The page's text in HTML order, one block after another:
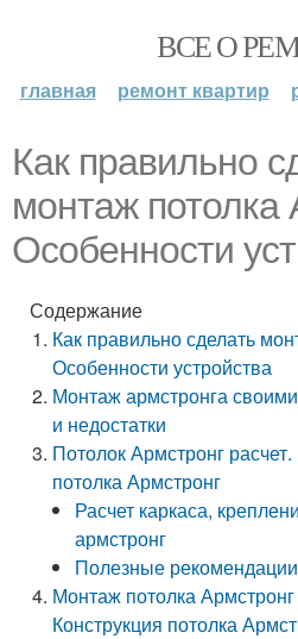
ВСЕ О
главная ремонт квартир
Как правильно
монтаж потолка
Особенности
Содержание
Как правильно сделать
Особенности устройства
Монтаж армстронга
и недостатки
Потолок Армстронг
потолка Армстронг
Расчет каркаса,
армстронг
Полезные
Монтаж потолка
Конструкция потолка